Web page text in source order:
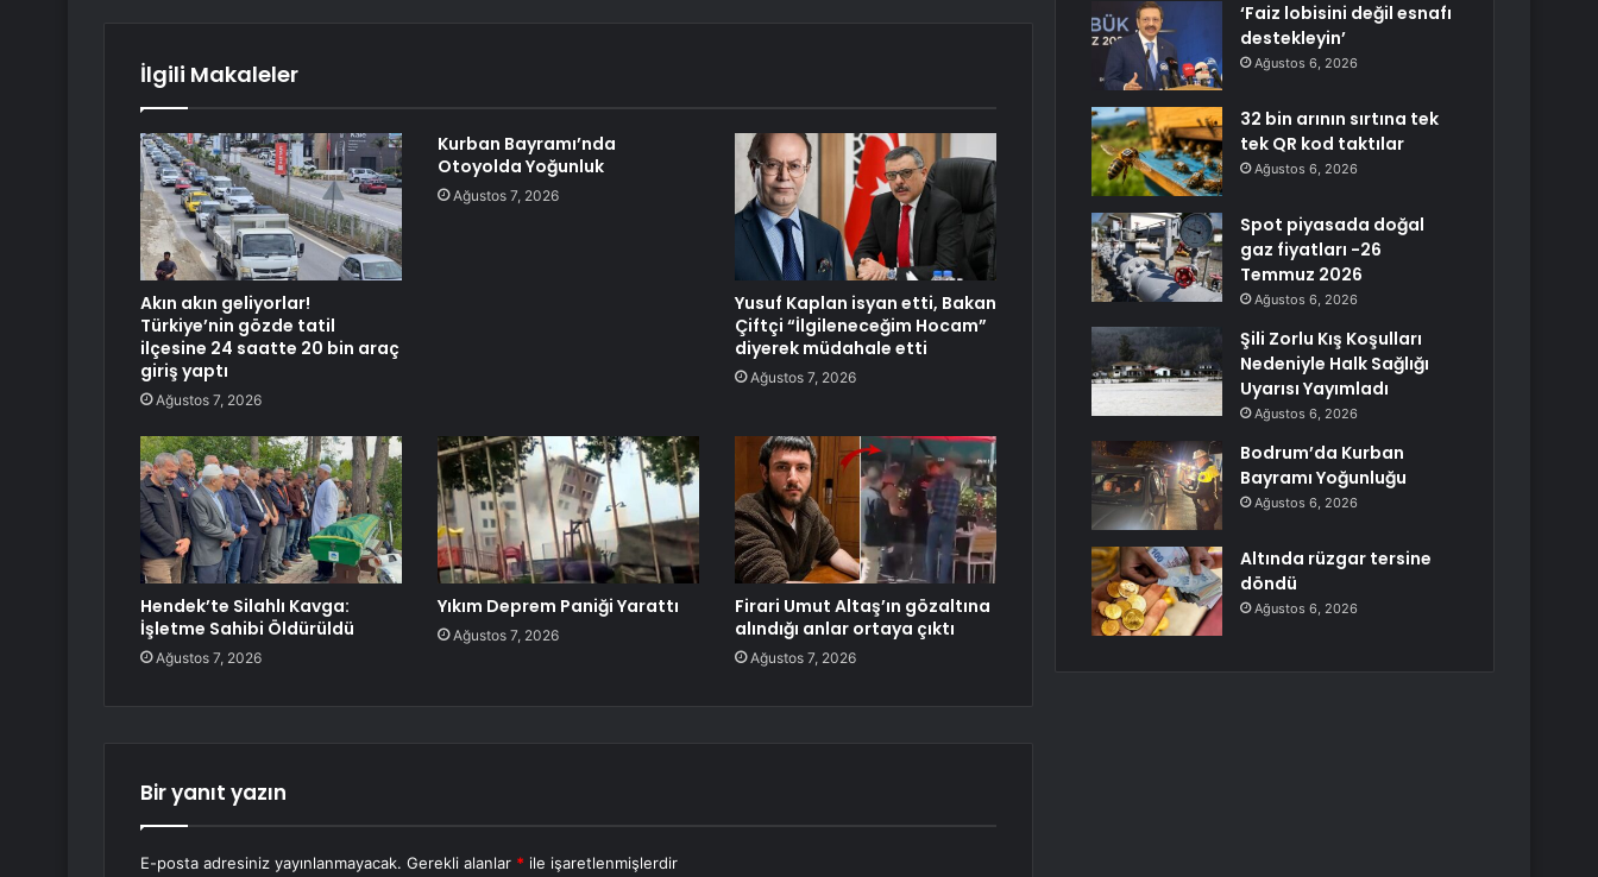
İlgili Makaleler
Akın akın geliyorlar!
Türkiye’nin gözde tatil
ilçesine 24 saatte 20 bin araç
giriş yaptı
Ağustos 7, 2026
Kurban Bayramı’nda
Otoyolda Yoğunluk
Ağustos 7, 2026
Yusuf Kaplan isyan etti, Bakan
Çiftçi “İlgileneceğim Hocam”
diyerek müdahale etti
Ağustos 7, 2026
Hendek’te Silahlı Kavga:
İşletme Sahibi Öldürüldü
Ağustos 7, 2026
Yıkım Deprem Paniği Yarattı
Ağustos 7, 2026
Firari Umut Altaş’ın gözaltına
alındığı anlar ortaya çıktı
Ağustos 7, 2026
Bir yanıt yazın
E-posta adresiniz yayınlanmayacak. Gerekli alanlar * ile işaretlenmişlerdir
‘Faiz lobisini değil esnafı
destekleyin’
Ağustos 6, 2026
32 bin arının sırtına tek
tek QR kod taktılar
Ağustos 6, 2026
Spot piyasada doğal
gaz fiyatları -26
Temmuz 2026
Ağustos 6, 2026
Şili Zorlu Kış Koşulları
Nedeniyle Halk Sağlığı
Uyarısı Yayımladı
Ağustos 6, 2026
Bodrum’da Kurban
Bayramı Yoğunluğu
Ağustos 6, 2026
Altında rüzgar tersine
döndü
Ağustos 6, 2026